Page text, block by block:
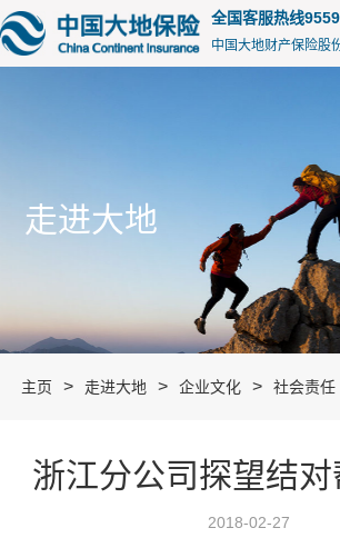
15105 全国客服热线
中国大地财产保险股
走进大地
主页 > 走进大地 > 企业文化 > 社会责任
浙江分公司探望结
2018-02-27